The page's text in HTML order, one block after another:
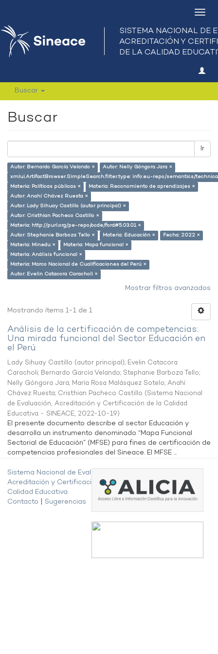
Buscar
Buscar
Ir
Autor: Bernardo García Velando ×
Autor: Nelly Góngora Jara ×
xmlui.ArtifactBrowser.SimpleSearch.filter.type: info:eu-repo/semantics/
Materia: Políticas públicas ×
Materia: Reconomiento de aprendizajes ×
Autor: Anahí Chávez Ruesta ×
Autor: Lady Sihuay Castillo (autor principal) ×
Autor: Cristhian Pacheco Castillo ×
Materia: http://purl.org/pe-repo/ocde/ford#5.03.01 ×
Autor: Stephanie Barboza Tello ×
Materia: Educación ×
Fecha: 2022 ×
Materia: Minedu ×
Materia: Mapa funcional ×
Materia: Análisis funcional ×
Materia: Marco Nacional de Cualificaciones del Perú ×
Autor: Evelin Catacora Caracholi ×
Mostrar filtros avanzados
Mostrando ítems 1-1 de 1
Análisis de la certificación de competencias:
Una mirada funcional del Sector Educación en
el Perú
Lady Sihuay Castillo (autor principal); Evelin Catacora
Caracholi; Bernardo García Velando; Stephanie Barboza Tello;
Nelly Góngora Jara; María Rosa Malásquez Sotelo; Anahí
Chávez Ruesta; Cristhian Pacheco Castillo (Sistema Nacional
de Evaluación, Acreditación y Certificación de la Calidad
Educativa - SINEACE, 2022-10-19)
El presente documento describe al sector Educación y
desarrolla un instrumento denominado “Mapa Funcional
Sectorial de Educación” (MFSE) para fines de certificación de
competencias profesionales del Sineace. El MFSE ...
Sistema Nacional de Evaluación,
Acreditación y Certificación de la
Calidad Educativa
Contacto
Sugerencias